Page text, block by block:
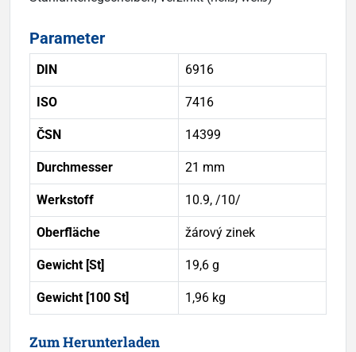
Parameter
DIN 6916
ISO 7416
ČSN 14399
Durchmesser 21 mm
Werkstoff 10.9, /10/
Oberfläche žárový zinek
Gewicht [St] 19,6 g
Gewicht [100 St] 1,96 kg
Zum Herunterladen